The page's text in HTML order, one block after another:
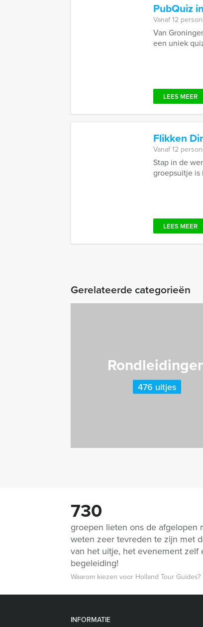
PubQuiz
Vanaf 12
Van
een uniek
LEES MEER
Flikken
Vanaf 12
Stap in de
groepsuitje is
LEES MEER
Gerelateerde categorieën
476 uitjes
730
groepen lieten ons de afgelopen
weten zeer tevreden te zijn met
van het uitje, het evenement zelf
begeleiding!
Waarom kiezen voor Holland Tour Guides?
INFORMATIE